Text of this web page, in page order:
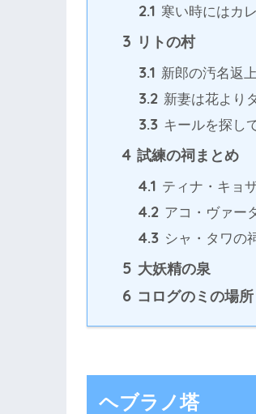
2.1 寒い時にはカ
3 リトの村
3.1 新郎の汚名返上
3.2 新妻は花より
3.3 キールを探し
4 試練の祠まとめ
4.1 ティナ・キョ
4.2 アコ・ヴァー
4.3 シャ・タワの
5 大妖精の泉
6 コログのミの場所
ヘブラノ塔